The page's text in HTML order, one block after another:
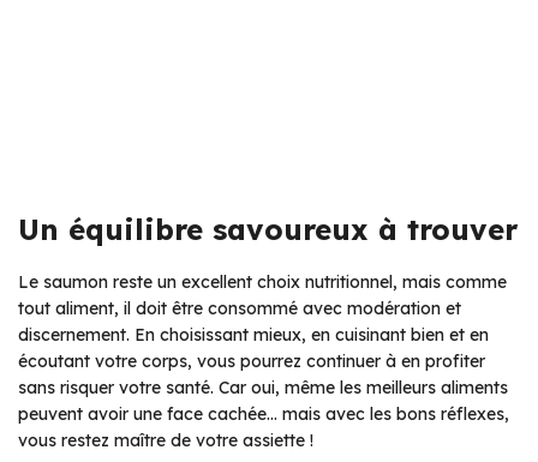
Un équilibre savoureux à trouver
Le saumon reste un excellent choix nutritionnel, mais comme
tout aliment, il doit être consommé avec modération et
discernement. En choisissant mieux, en cuisinant bien et en
écoutant votre corps, vous pourrez continuer à en profiter
sans risquer votre santé. Car oui, même les meilleurs aliments
peuvent avoir une face cachée… mais avec les bons réflexes,
vous restez maître de votre assiette !